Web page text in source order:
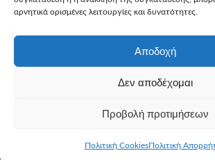
αρνητικά ορισμένες λειτουργίες και δυνατότητες.
Αποδοχή
Δεν αποδέχομαι
Προβολή προτιμήσεων
Πολιτική CookiesΠολιτική
All Rights Reserved